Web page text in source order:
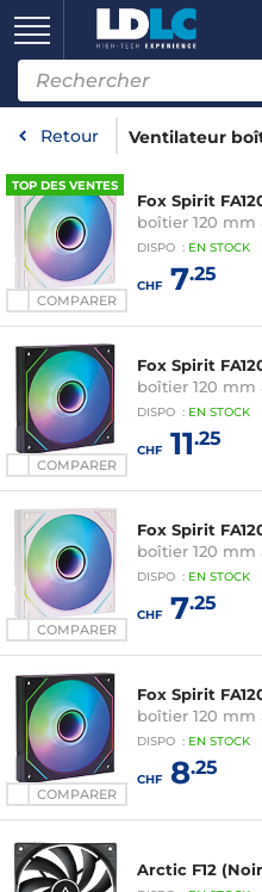
Retour Ventilateur
TOP DES VENTES
COMPARER
Fox Spirit
boîtier 120 mm
DISPO : EN STOCK
CHF7.25
COMPARER
Fox Spirit
boîtier 120 mm
DISPO : EN STOCK
CHF11.25
COMPARER
Fox Spirit
boîtier 120 mm
DISPO : EN STOCK
CHF7.25
COMPARER
Fox Spirit
boîtier 120 mm
DISPO : EN STOCK
CHF8.25
Arctic F12